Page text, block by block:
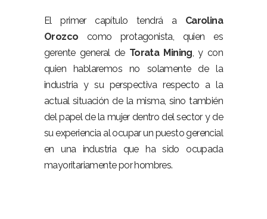
El primer capítulo tendrá a Carolina
Orozco como protagonista, quien es
gerente general de Torata Mining, y con
quien hablaremos no solamente de la
industria y su perspectiva respecto a la
actual situación de la misma, sino también
del papel de la mujer dentro del sector y de
su experiencia al ocupar un puesto gerencial
en una industria que ha sido ocupada
mayoritariamente por hombres.